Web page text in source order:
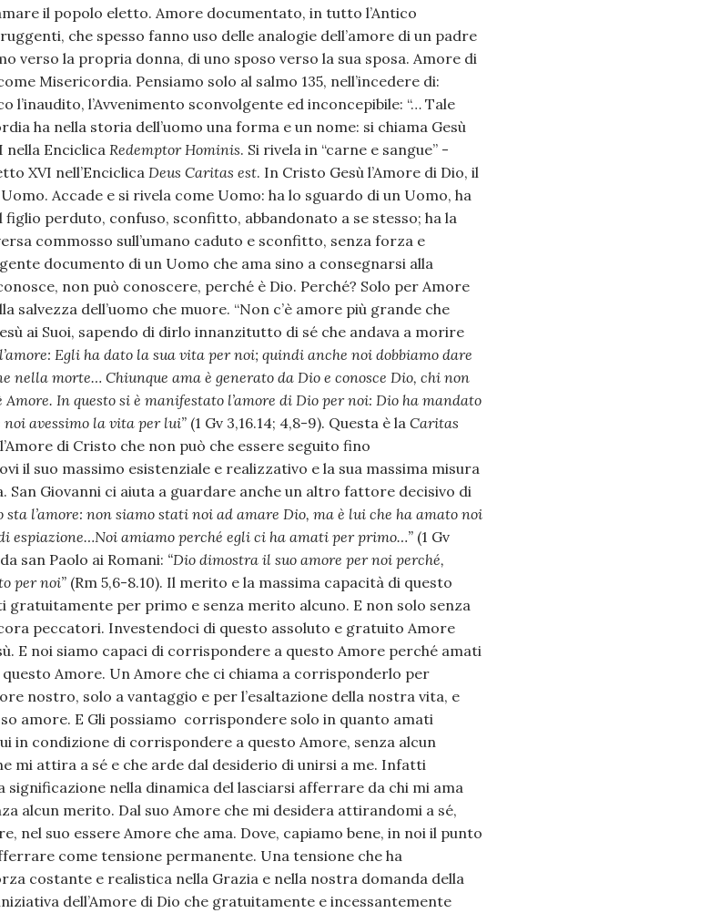
il popolo eletto. Amore documentato, in tutto l’Antico
che spesso fanno uso delle analogie dell’amore di un padre
verso la propria donna, di uno sposo verso la sua sposa. Amore di
Misericordia. Pensiamo solo al salmo 135, nell’incedere di:
l’inaudito, l’Avvenimento sconvolgente ed inconcepibile: “… Tale
ha nella storia dell’uomo una forma e un nome: si chiama Gesù
nella Enciclica Redemptor Hominis. Si rivela in “carne e sangue” -
XVI nell’Enciclica Deus Caritas est. In Cristo Gesù l’Amore di Dio, il
Accade e si rivela come Uomo: ha lo sguardo di un Uomo, ha
perduto, confuso, sconfitto, abbandonato a se stesso; ha la
commosso sull’umano caduto e sconfitto, senza forza e
documento di un Uomo che ama sino a consegnarsi alla
non può conoscere, perché è Dio. Perché? Solo per Amore
salvezza dell’uomo che muore. “Non c’è amore più grande che
ai Suoi, sapendo di dirlo innanzitutto di sé che andava a morire
Egli ha dato la sua vita per noi; quindi anche noi dobbiamo dare
morte… Chiunque ama è generato da Dio e conosce Dio, chi non
In questo si è manifestato l’amore di Dio per noi: Dio ha mandato
avessimo la vita per lui”(1 Gv 3,16.14; 4,8-9). Questa è la Caritas
di Cristo che non può che essere seguito fino
il suo massimo esistenziale e realizzativo e la sua massima misura
San Giovanni ci aiuta a guardare anche un altro fattore decisivo di
sta l’amore: non siamo stati noi ad amare Dio, ma è lui che ha amato noi
espiazione…Noi amiamo perché egli ci ha amati per primo…”(1 Gv
san Paolo ai Romani: “Dio dimostra il suo amore per noi perché,
per noi”(Rm 5,6-8.10). Il merito e la massima capacità di questo
gratuitamente per primo e senza merito alcuno. E non solo senza
peccatori. Investendoci di questo assoluto e gratuito Amore
E noi siamo capaci di corrispondere a questo Amore perché amati
Amore. Un Amore che ci chiama a corrisponderlo per
nostro, solo a vantaggio e per l’esaltazione della nostra vita, e
amore. E Gli possiamo corrispondere solo in quanto amati
in condizione di corrispondere a questo Amore, senza alcun
mi attira a sé e che arde dal desiderio di unirsi a me. Infatti
significazione nella dinamica del lasciarsi afferrare da chi mi ama
alcun merito. Dal suo Amore che mi desidera attirandomi a sé,
nel suo essere Amore che ama. Dove, capiamo bene, in noi il punto
come tensione permanente. Una tensione che ha
costante e realistica nella Grazia e nella nostra domanda della
dell’Amore di Dio che gratuitamente e incessantemente